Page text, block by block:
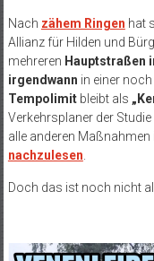
Nach zähem Ringen hat
Allianz für Hilden und
mehreren Hauptstraßen
irgendwann in einer
Tempolimitbleibt als
Verkehrsplaner der
alle anderen Maßnahmen
nachzulesen.
Doch das ist noch nicht